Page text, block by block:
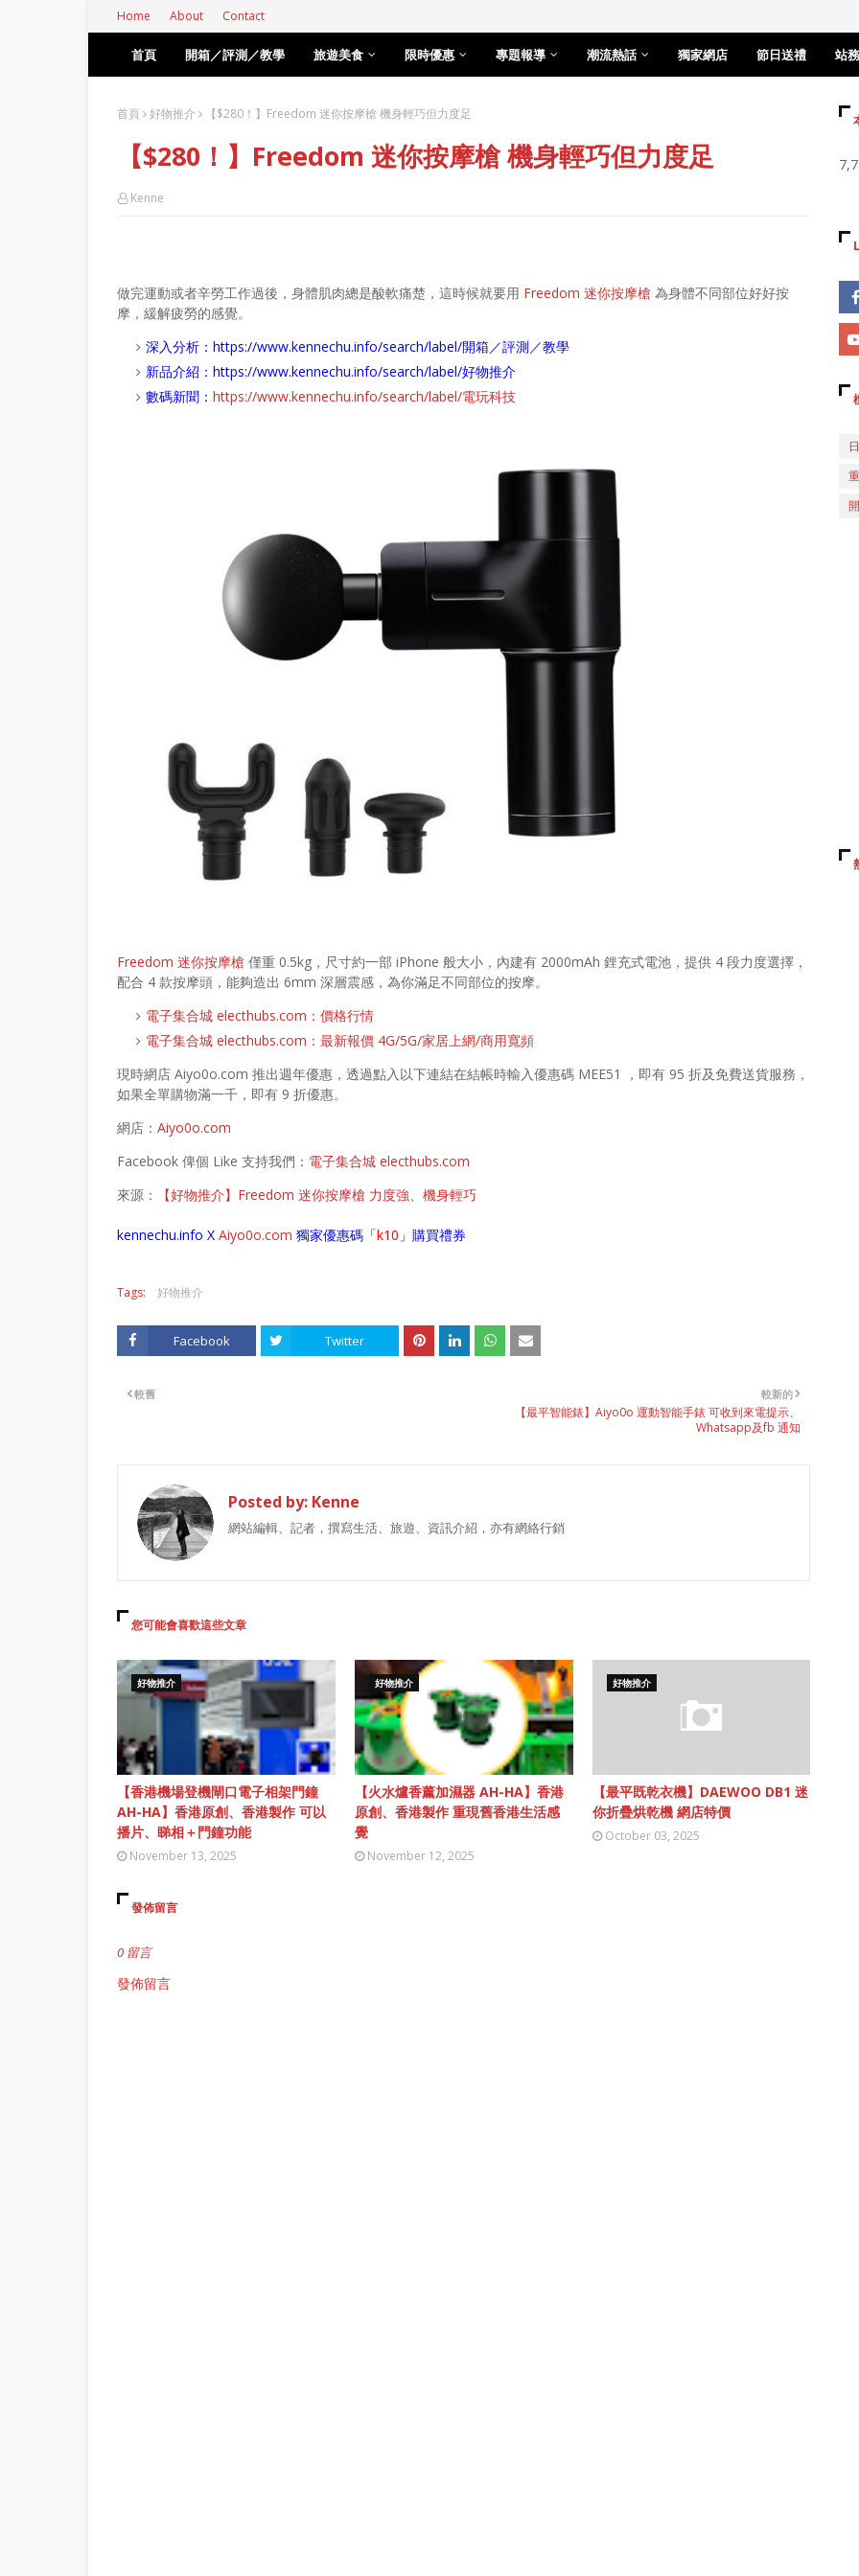
Home About Contact
首頁 開箱／評測／教學 旅遊美食 限時優惠 專題報導 潮流熱話 獨家網店 節日送禮 站
首頁 好物推介 【$280！】Freedom 迷你按摩槍 機身輕巧但力度足
【$280！】Freedom 迷你按摩槍 機身輕巧但力度足
Kenne
做完運動或者辛勞工作過後，身體肌肉總是酸軟痛楚，這時候就要用 Freedom 迷你按摩槍 為身體不同部位好好按
摩，緩解疲勞的感覺。
深入分析： https://www.kennechu.info/search/label/開箱／評測／教學
新品介紹： https://www.kennechu.info/search/label/好物推介
數碼新聞： https://www.kennechu.info/search/label/電玩科技
Freedom 迷你按摩槍 僅重 0.5kg，尺寸約一部 iPhone 般大小，內建有 2000mAh 鋰充式電池，提供 4 段力度選擇，
配合 4 款按摩頭，能夠造出 6mm 深層震感，為你滿足不同部位的按摩。
電子集合城 electhubs.com：價格行情
電子集合城 electhubs.com：最新報價 4G/5G/家居上網/商用寬頻
現時網店 Aiyo0o.com 推出週年優惠，透過點入以下連結在結帳時輸入優惠碼 MEE51 ，即有 95 折及免費送貨服務，
如果全單購物滿一千，即有 9 折優惠。
網店： Aiyo0o.com
Facebook 俾個 Like 支持我們： 電子集合城 electhubs.com
來源：
【好物推介】Freedom 迷你按摩槍 力度強、機身輕巧
kennechu.info X Aiyo0o.com 獨家優惠碼「k10 」購買禮券
Tags: 好物推介
Facebook Twitter
較新的
【最平智能錶】Aiyo0o 運動智能手錶 可收到來電提示、
Whatsapp及fb 通知
較舊
Posted by: Kenne
網站編輯、記者，撰寫生活、旅遊、資訊介紹，亦有網絡行銷
您可能會喜歡這些文章
好物推介
【香港機場登機閘口電子相架門鐘
AH-HA】香港原創、香港製作 可以
播片、睇相＋門鐘功能
November 13, 2025
好物推介
【火水爐香薰加濕器 AH-HA】香港
原創、香港製作 重現舊香港生活感
覺
November 12, 2025
好物推介
【最平既乾衣機】DAEWOO DB1 迷
你折疊烘乾機 網店特價
October 03, 2025
發佈留言
0 留言
發佈留言